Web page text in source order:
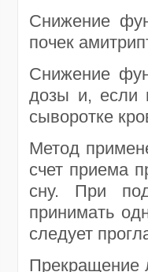
Снижение
почек
Снижение
дозы и, если
сыворотке
Метод
счет приема
сну. При
принимать
следует
Прекращение